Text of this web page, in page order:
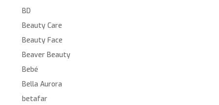
BD
Beauty Care
Beauty Face
Beaver Beauty
Bebé
Bella Aurora
betafar